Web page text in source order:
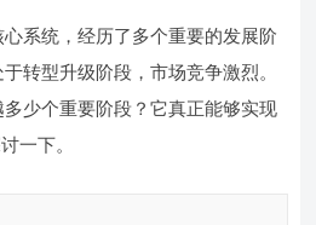
系统，经历了多个重要的发展阶
转型升级阶段，市场竞争激烈。
少个重要阶段？它真正能够实现
一下。